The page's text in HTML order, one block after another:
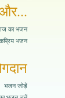
का भजन
भजन
भजन जोड़ें